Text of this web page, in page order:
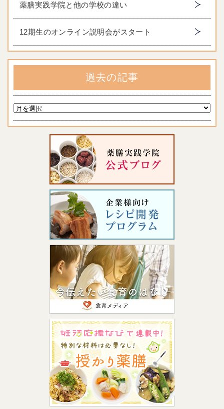
薬膳実践学院と他の学校の違い
12期生のオンライン説明会がスタート
過去の記事